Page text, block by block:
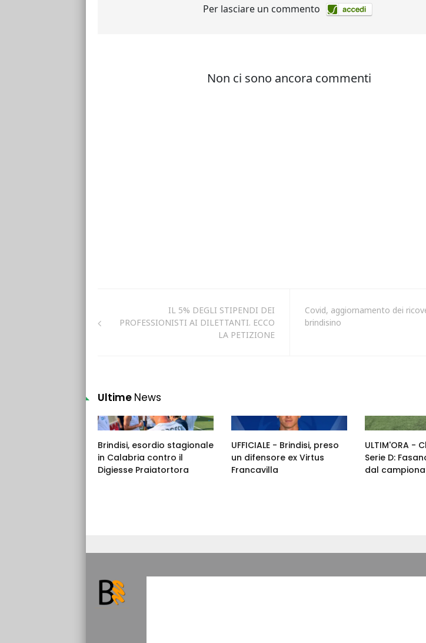
IL 5% DEGLI STIPENDI DEI
PROFESSIONISTI AI DILETTANTI. ECCO
LA PETIZIONE
Covid, aggiornamento dei
brindisino
Ultime News
Brindisi, esordio stagionale
in Calabria contro il
Digiesse Praiatortora
UFFICIALE - Brindisi, preso
un difensore ex Virtus
Francavilla
ULTIM'ORA -
Serie D:
dal